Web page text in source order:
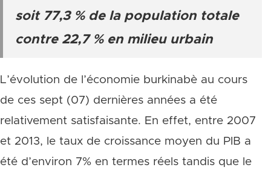
soit 77,3 % de la population totale
contre 22,7 % en milieu urbain
L’évolution de l’économie burkinabè au cours
de ces sept (07) dernières années a été
relativement satisfaisante. En effet, entre 2007
et 2013, le taux de croissance moyen du PIB a
été d’environ 7% en termes réels tandis que le